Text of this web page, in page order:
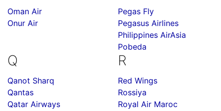
Oman Air
Onur Air
Pegas Fly
Pegasus Airlines
Philippines AirAsia
Pobeda
Q
Qanot Sharq
Qantas
Qatar Airways
R
Red Wings
Rossiya
Royal Air Maroc